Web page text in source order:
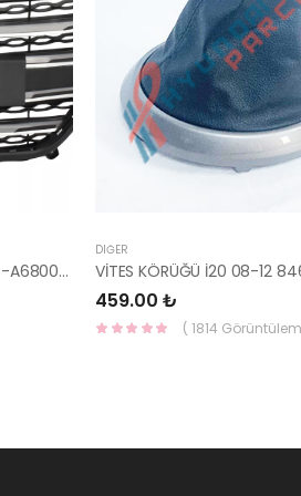
PANJUR İ30 2015- KOMPLE 86350-A6800-YS
DIĞER
VİTES KÖRÜĞÜ İ20 08-12
459.00 ₺
( 1814